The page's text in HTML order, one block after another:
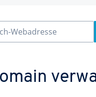
Webadresse